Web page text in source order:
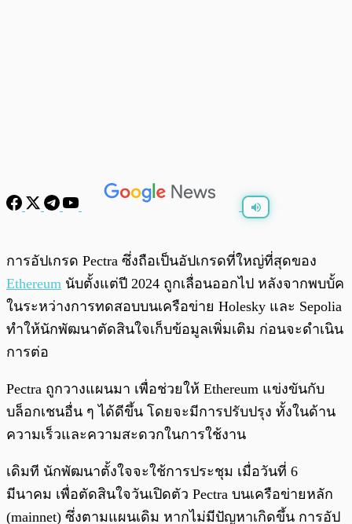
การอัปเกรด Pectra ซึ่งถือเป็นอัปเกรดที่ใหญ่ที่สุดของ
Ethereum นับตั้งแต่ปี 2024 ถูกเลื่อนออกไป หลังจากพบบั้ค
ในระหว่างการทดสอบบนเครือข่าย Holesky และ Sepolia
ทำให้นักพัฒนาตัดสินใจเก็บข้อมูลเพิ่มเติม ก่อนจะดำเนิน
การต่อ
Pectra ถูกวางแผนมา เพื่อช่วยให้ Ethereum แข่งขันกับ
บล็อกเชนอื่น ๆ ได้ดีขึ้น โดยจะมีการปรับปรุง ทั้งในด้าน
ความเร็วและความสะดวกในการใช้งาน
เดิมที นักพัฒนาตั้งใจจะใช้การประชุม เมื่อวันที่ 6
มีนาคม เพื่อตัดสินใจวันเปิดตัว Pectra บนเครือข่ายหลัก
(mainnet) ซึ่งตามแผนเดิม หากไม่มีปัญหาเกิดขึ้น การอัป